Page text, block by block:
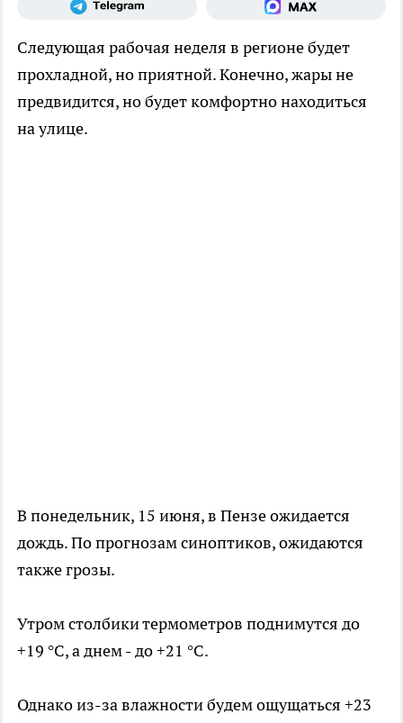
Следующая рабочая неделя в регионе будет
прохладной, но приятной. Конечно, жары не
предвидится, но будет комфортно находиться
на улице.
В понедельник, 15 июня, в Пензе ожидается
дождь. По прогнозам синоптиков, ожидаются
также грозы.
Утром столбики термометров поднимутся до
+19 °C, а днем - до +21 °C.
Однако из-за влажности будем ощущаться +23